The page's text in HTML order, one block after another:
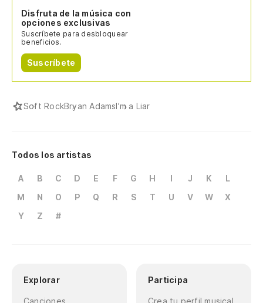
Disfruta de la música con
opciones exclusivas
Suscríbete para desbloquear
beneficios.
Suscríbete
Soft RockBryan AdamsI'm a Liar
Todos los artistas
A B C D E F G H I J K
L
M
N O P Q R S T U V W
X
Y
Z #
Explorar Participa